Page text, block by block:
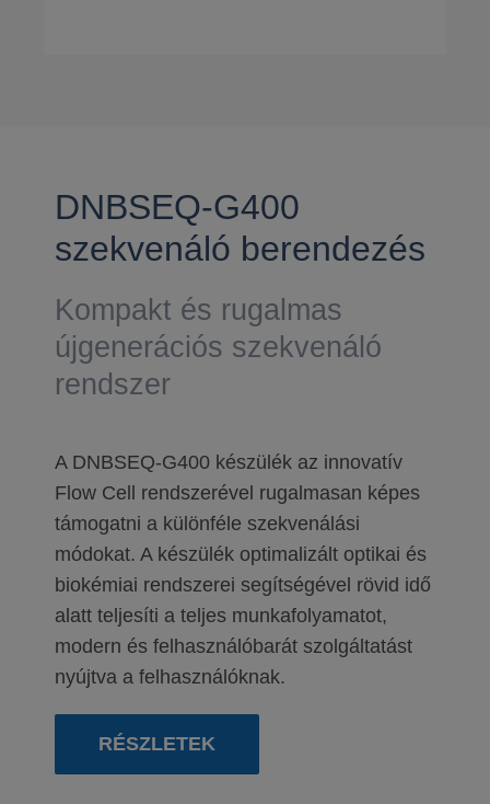
DNBSEQ-G400
szekvenáló berendezés
Kompakt és rugalmas
újgenerációs szekvenáló
rendszer
A DNBSEQ-G400 készülék az innovatív
Flow Cell rendszerével rugalmasan képes
támogatni a különféle szekvenálási
módokat. A készülék optimalizált optikai és
biokémiai rendszerei segítségével rövid idő
alatt teljesíti a teljes munkafolyamatot,
modern és felhasználóbarát szolgáltatást
nyújtva a felhasználóknak.
RÉSZLETEK